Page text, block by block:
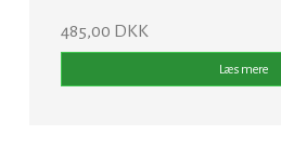
485,00 DKK
Læs mere